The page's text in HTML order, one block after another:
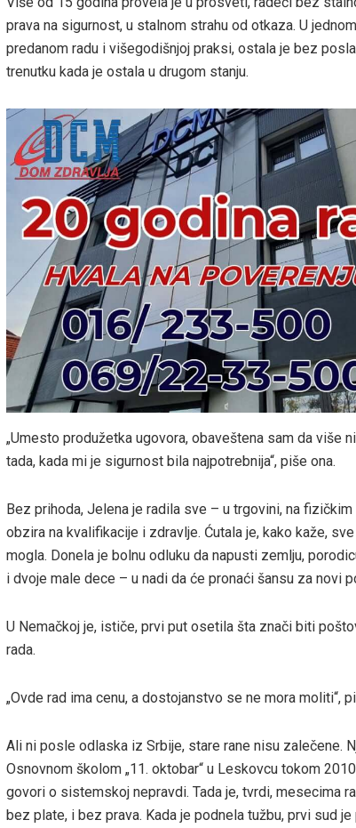
prava na sigurnost, u stalnom strahu od otkaza. U
predanom radu i višegodišnjoj praksi, ostala je bez
trenutku kada je ostala u drugom stanju.
„Umesto produžetka ugovora, obaveštena sam da više
tada, kada mi je sigurnost bila najpotrebnija“, piše ona.
Bez prihoda, Jelena je radila sve – u trgovini, na
obzira na kvalifikacije i zdravlje. Ćutala je, kako kaže,
mogla. Donela je bolnu odluku da napusti zemlju,
i dvoje male dece – u nadi da će pronaći šansu za novi
U Nemačkoj je, ističe, prvi put osetila šta znači biti
rada.
„Ovde rad ima cenu, a dostojanstvo se ne mora moliti“,
Ali ni posle odlaska iz Srbije, stare rane nisu zalečene.
Osnovnom školom „11. oktobar“ u Leskovcu tokom
govori o sistemskoj nepravdi. Tada je, tvrdi, mesecima
bez plate, i bez prava. Kada je podnela tužbu, prvi sud